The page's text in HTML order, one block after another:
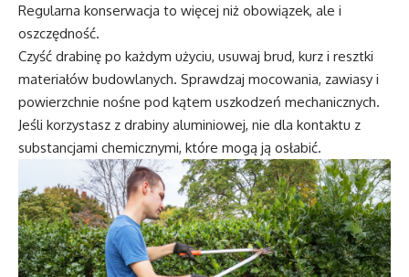
Regularna konserwacja to więcej niż obowiązek, ale i
oszczędność.
Czyść drabinę po każdym użyciu, usuwaj brud, kurz i resztki
materiałów budowlanych. Sprawdzaj mocowania, zawiasy i
powierzchnie nośne pod kątem uszkodzeń mechanicznych.
Jeśli korzystasz z drabiny aluminiowej, nie dla kontaktu z
substancjami chemicznymi, które mogą ją osłabić.